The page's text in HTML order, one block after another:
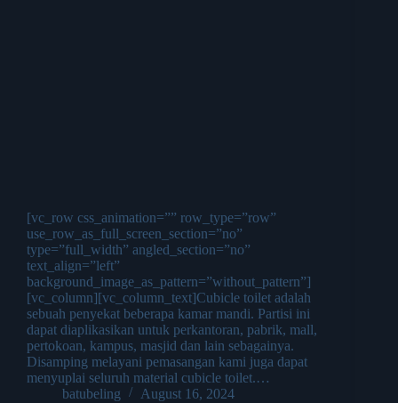
[vc_row css_animation=”” row_type=”row”
use_row_as_full_screen_section=”no”
type=”full_width” angled_section=”no”
text_align=”left”
background_image_as_pattern=”without_pattern”]
[vc_column][vc_column_text]Cubicle toilet adalah
sebuah penyekat beberapa kamar mandi. Partisi ini
dapat diaplikasikan untuk perkantoran, pabrik, mall,
pertokoan, kampus, masjid dan lain sebagainya.
Disamping melayani pemasangan kami juga dapat
menyuplai seluruh material cubicle toilet.…
batubeling
August 16, 2024